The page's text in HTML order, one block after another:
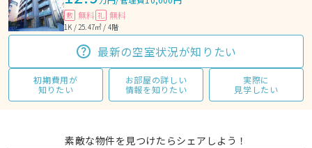
敷 無料 礼 無料
1K / 25.47㎡ / 4階
最新の空室状況が知りたい
初期費用が
知りたい
お部屋の詳しい
情報を知りたい
実際に
見学したい
素敵な物件を見つけたらシェアしよう！